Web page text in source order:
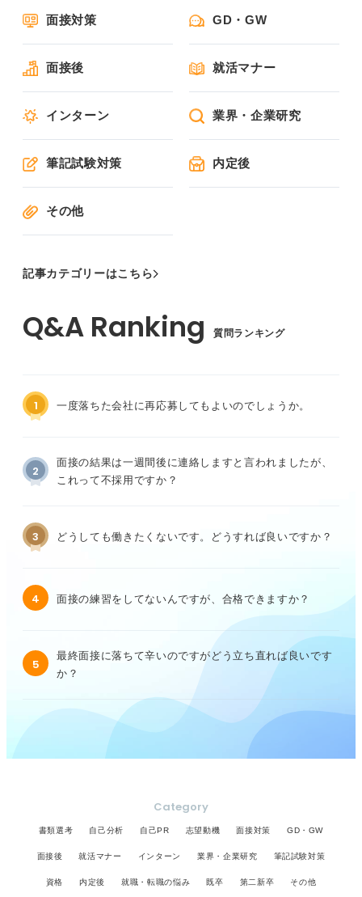
面接対策 GD・GW
面接後 就活マナー
インターン 業界・企業研究
筆記試験対策 内定後
その他
記事カテゴリーはこちら
質問ランキング
1 一度落ちた会社に再応募してもよいのでしょうか。
2
面接の結果は一週間後に連絡しますと言われましたが、
これって不採用ですか？
3 どうしても働きたくないです。どうすれば良いですか？
4 面接の練習をしてないんですが、合格できますか？
5
最終面接に落ちて辛いのですがどう立ち直れば良いです
か？
Category
書類選考 自己分析 自己PR 志望動機 面接対策 GD・GW
面接後 就活マナー インターン 業界・企業研究 筆記試験対策
資格 内定後 就職・転職の悩み 既卒 第二新卒 その他